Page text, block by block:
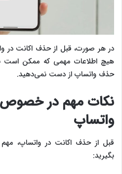
در هر صورت، قبل از حذف اکانت در
هیچ اطلاعات مهمی که ممکن است
حذف واتساپ از دست نمی‌دهید.
نکات مهم در
واتساپ
قبل از حذف اکانت در واتساپ،
بگیرید: